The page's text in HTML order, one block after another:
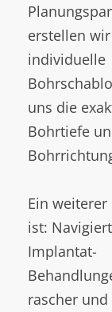
erstellen
individuelle
uns die
Bohrtiefe
Ein
ist:
Implantat-
rascher